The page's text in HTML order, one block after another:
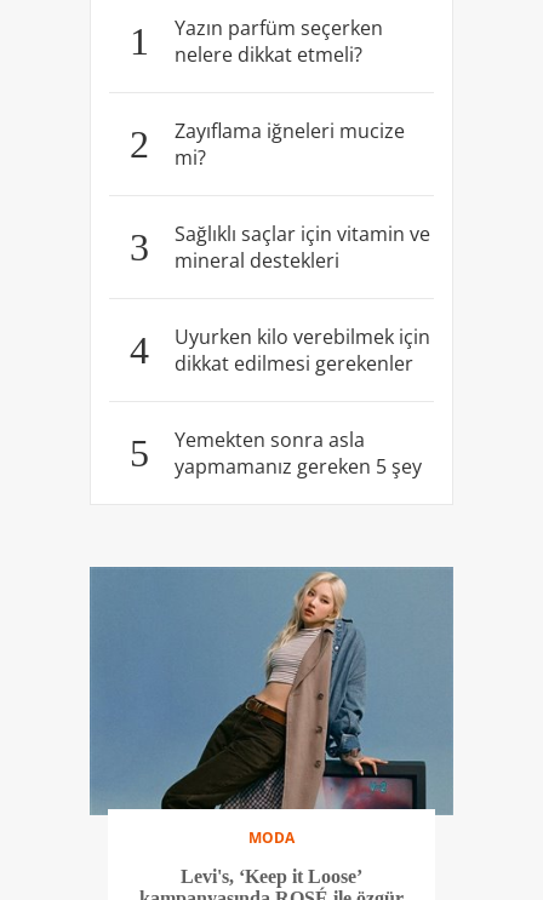
1
Yazın parfüm seçerken
nelere dikkat etmeli?
2
Zayıflama iğneleri mucize
mi?
3
Sağlıklı saçlar için vitamin ve
mineral destekleri
4
Uyurken kilo verebilmek için
dikkat edilmesi gerekenler
5
Yemekten sonra asla
yapmamanız gereken 5 şey
MODA
Levi's, ‘Keep it Loose’